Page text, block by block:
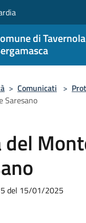
di Tavernola
> Comunicati >
Saresano
del
del 15/01/2025